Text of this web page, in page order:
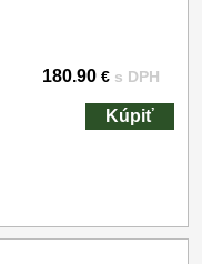
180.90 € s DPH
Kúpiť